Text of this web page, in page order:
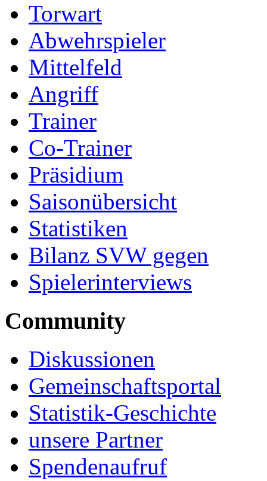
Torwart
Abwehrspieler
Mittelfeld
Angriff
Trainer
Co-Trainer
Präsidium
Saisonübersicht
Statistiken
Bilanz SVW gegen
Spielerinterviews
Community
Diskussionen
Gemeinschaftsportal
Statistik-Geschichte
unsere Partner
Spendenaufruf